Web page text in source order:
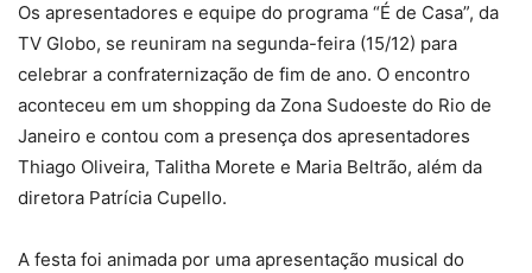
Os apresentadores e equipe do programa “É de Casa”, da
TV Globo, se reuniram na segunda-feira (15/12) para
celebrar a confraternização de fim de ano. O encontro
aconteceu em um shopping da Zona Sudoeste do Rio de
Janeiro e contou com a presença dos apresentadores
Thiago Oliveira, Talitha Morete e Maria Beltrão, além da
diretora Patrícia Cupello.
A festa foi animada por uma apresentação musical do